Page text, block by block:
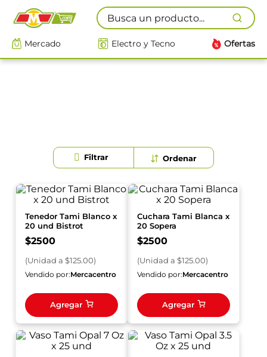
Busca un producto...
Mercado Electro y Tecno Ofertas
Tenedor Tami Blanco x
20 und Bistrot
$2500
(Unidad a $125.00)
Vendido por:Mercacentro
Agregar
Cuchara Tami Blanca x
20 Sopera
$2500
(Unidad a $125.00)
Vendido por:Mercacentro
Agregar